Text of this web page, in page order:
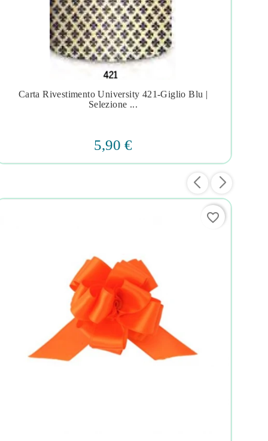
 
Carta Rivestimento University 421-Giglio Blu |
Selezione ...
5,90 €
favorite_border